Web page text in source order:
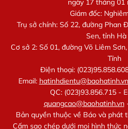
ngày 17 tháng 01
Giám đốc:
Trụ sở chính: Số 22, đường Phan
Sen, tỉnh Hà
Cơ sở 2: Số 01, đường Võ Liêm
Tĩnh
Điện thoại:
Email: hatinhdientu@baohatinh.vn
QC: (023)93.856.715 -
quangcao@baohatinh.vn
Bản quyền thuộc về Báo và phát
Cấm sao chép dưới mọi hình thức